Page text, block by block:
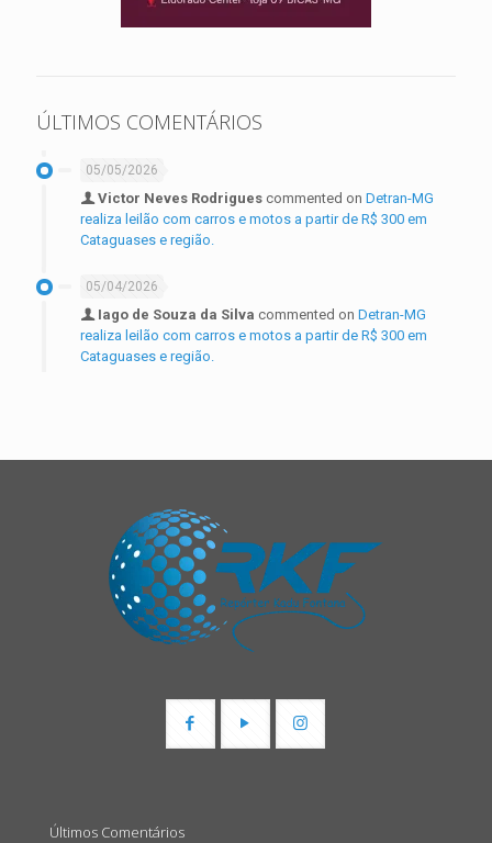
ÚLTIMOS COMENTÁRIOS
05/05/2026
Victor Neves Rodrigues commented on Detran-MG
realiza leilão com carros e motos a partir de R$ 300 em
Cataguases e região.
05/04/2026
Iago de Souza da Silva commented on Detran-MG
realiza leilão com carros e motos a partir de R$ 300 em
Cataguases e região.
Últimos Comentários